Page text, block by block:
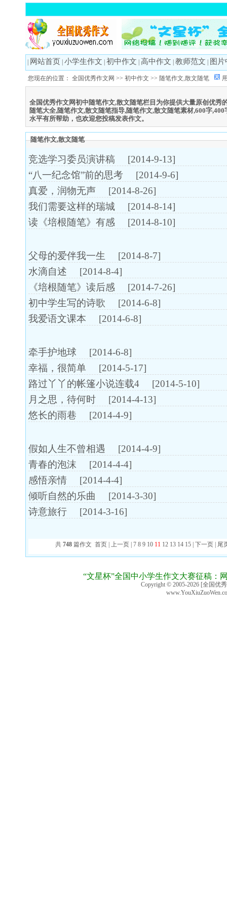
网站首页 小学生作文 初中作文 高中作文 教师范文 图
您现在的位置： 全国优秀作文网 >> 初中作文 >> 随笔作文,散文随笔
全国优秀作文网初中随笔作文,散文随笔栏目为你提供大量原创优秀
随笔大全,随笔作文,散文随笔指导,随笔作文,散文随笔素材,600字
水平有所帮助，也欢迎您投稿发表作文。
随笔作文,散文随笔
竞选学习委员演讲稿 [2014-9-13]
“八一纪念馆”前的思考 [2014-9-6]
真爱，润物无声 [2014-8-26]
我们需要这样的瑞城 [2014-8-14]
读《培根随笔》有感 [2014-8-10]
父母的爱伴我一生 [2014-8-7]
水滴自述 [2014-8-4]
《培根随笔》读后感 [2014-7-26]
初中学生写的诗歌 [2014-6-8]
我爱语文课本 [2014-6-8]
牵手护地球 [2014-6-8]
幸福，很简单 [2014-5-17]
路过丫丫的帐篷小说连载4 [2014-5-10]
月之思，待何时 [2014-4-13]
悠长的雨巷 [2014-4-9]
假如人生不曾相遇 [2014-4-9]
青春的泡沫 [2014-4-4]
感悟亲情 [2014-4-4]
倾听自然的乐曲 [2014-3-30]
诗意旅行 [2014-3-16]
共 748 篇作文 首页 上一页 7 8 9 10 11 12 13 14 15 下一页 尾
“文星杯”全国中小学生作文大赛征稿：
Copyright © 2005-2026 [全国优